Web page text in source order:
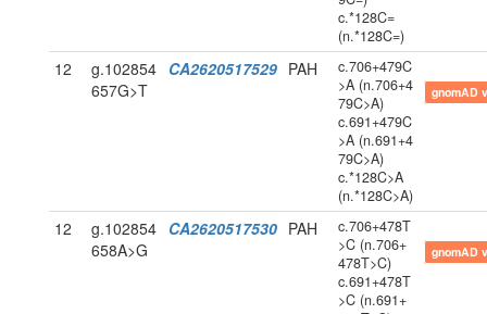
c.*128C=
(n.*128C=)
12
g.102854
657G>T
CA2620517529 PAH
c.706+479C
>A (n.706+4
79C>A)
c.691+479C
>A (n.691+4
79C>A)
c.*128C>A
(n.*128C>A)
gnomAD
12
g.102854
658A>G
CA2620517530 PAH
c.706+478T
>C (n.706+
478T>C)
c.691+478T
>C (n.691+
gnomAD